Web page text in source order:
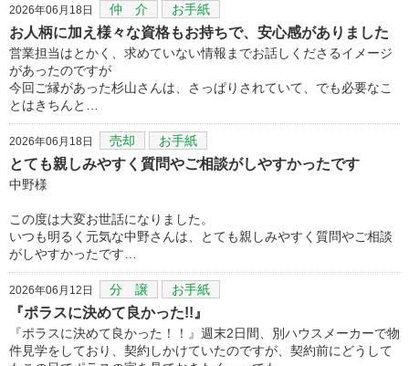
2026年06月18日 仲 介 お手紙
お人柄に加え様々な資格もお持ちで、安心感がありました
営業担当はとかく、求めていない情報までお話しくださるイメージ
があったのですが
今回ご縁があった杉山さんは、さっぱりされていて、でも必要なこ
とはきちんと…
2026年06月18日 売却 お手紙
とても親しみやすく質問やご相談がしやすかったです
中野様
この度は大変お世話になりました。
いつも明るく元気な中野さんは、とても親しみやすく質問やご相談
がしやすかったです…
2026年06月12日 分 譲 お手紙
『ポラスに決めて良かった!!』
『ポラスに決めて良かった！！』週末2日間、別ハウスメーカーで物
件見学をしており、契約しかけていたのですが、契約前にどうして